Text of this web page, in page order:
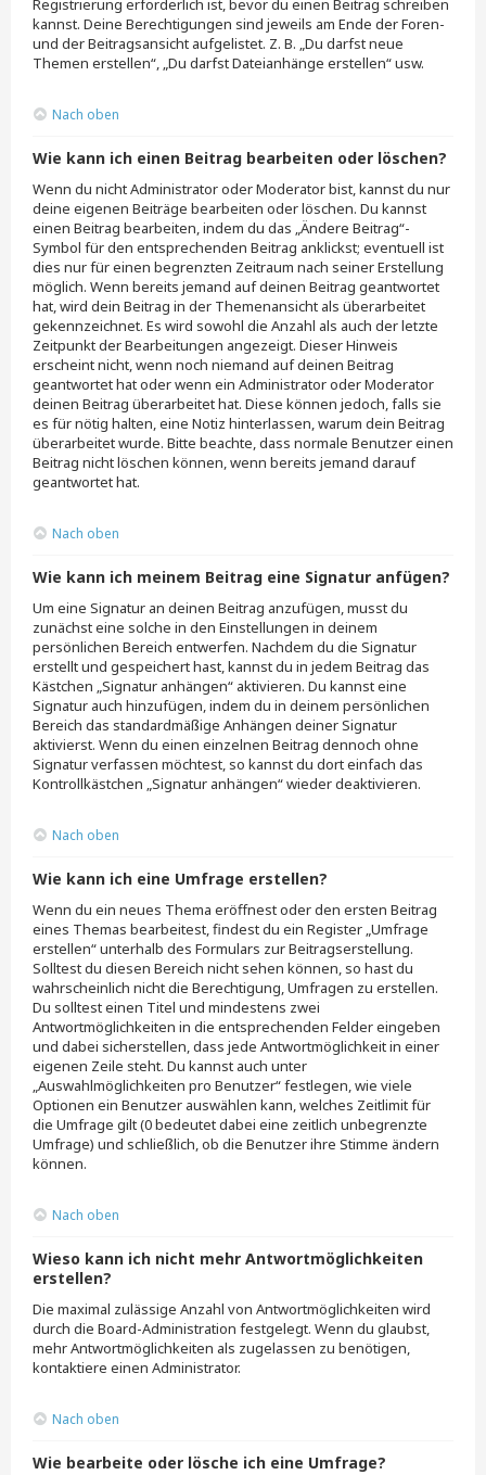
Registrierung erforderlich ist, bevor du einen Beitrag schreiben
kannst. Deine Berechtigungen sind jeweils am Ende der Foren-
und der Beitragsansicht aufgelistet. Z. B. „Du darfst neue
Themen erstellen“, „Du darfst Dateianhänge erstellen“ usw.
Nach oben
Wie kann ich einen Beitrag bearbeiten oder löschen?
Wenn du nicht Administrator oder Moderator bist, kannst du nur
deine eigenen Beiträge bearbeiten oder löschen. Du kannst
einen Beitrag bearbeiten, indem du das „Ändere Beitrag“-
Symbol für den entsprechenden Beitrag anklickst; eventuell ist
dies nur für einen begrenzten Zeitraum nach seiner Erstellung
möglich. Wenn bereits jemand auf deinen Beitrag geantwortet
hat, wird dein Beitrag in der Themenansicht als überarbeitet
gekennzeichnet. Es wird sowohl die Anzahl als auch der letzte
Zeitpunkt der Bearbeitungen angezeigt. Dieser Hinweis
erscheint nicht, wenn noch niemand auf deinen Beitrag
geantwortet hat oder wenn ein Administrator oder Moderator
deinen Beitrag überarbeitet hat. Diese können jedoch, falls sie
es für nötig halten, eine Notiz hinterlassen, warum dein Beitrag
überarbeitet wurde. Bitte beachte, dass normale Benutzer einen
Beitrag nicht löschen können, wenn bereits jemand darauf
geantwortet hat.
Nach oben
Wie kann ich meinem Beitrag eine Signatur anfügen?
Um eine Signatur an deinen Beitrag anzufügen, musst du
zunächst eine solche in den Einstellungen in deinem
persönlichen Bereich entwerfen. Nachdem du die Signatur
erstellt und gespeichert hast, kannst du in jedem Beitrag das
Kästchen „Signatur anhängen“ aktivieren. Du kannst eine
Signatur auch hinzufügen, indem du in deinem persönlichen
Bereich das standardmäßige Anhängen deiner Signatur
aktivierst. Wenn du einen einzelnen Beitrag dennoch ohne
Signatur verfassen möchtest, so kannst du dort einfach das
Kontrollkästchen „Signatur anhängen“ wieder deaktivieren.
Nach oben
Wie kann ich eine Umfrage erstellen?
Wenn du ein neues Thema eröffnest oder den ersten Beitrag
eines Themas bearbeitest, findest du ein Register „Umfrage
erstellen“ unterhalb des Formulars zur Beitragserstellung.
Solltest du diesen Bereich nicht sehen können, so hast du
wahrscheinlich nicht die Berechtigung, Umfragen zu erstellen.
Du solltest einen Titel und mindestens zwei
Antwortmöglichkeiten in die entsprechenden Felder eingeben
und dabei sicherstellen, dass jede Antwortmöglichkeit in einer
eigenen Zeile steht. Du kannst auch unter
„Auswahlmöglichkeiten pro Benutzer“ festlegen, wie viele
Optionen ein Benutzer auswählen kann, welches Zeitlimit für
die Umfrage gilt (0 bedeutet dabei eine zeitlich unbegrenzte
Umfrage) und schließlich, ob die Benutzer ihre Stimme ändern
können.
Nach oben
Wieso kann ich nicht mehr Antwortmöglichkeiten
erstellen?
Die maximal zulässige Anzahl von Antwortmöglichkeiten wird
durch die Board-Administration festgelegt. Wenn du glaubst,
mehr Antwortmöglichkeiten als zugelassen zu benötigen,
kontaktiere einen Administrator.
Nach oben
Wie bearbeite oder lösche ich eine Umfrage?